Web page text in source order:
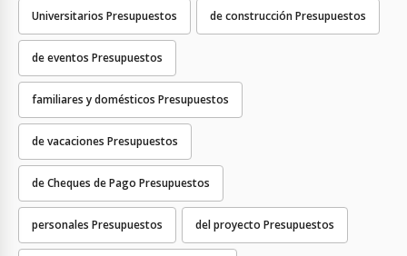
Universitarios Presupuestos de construcción Presupuestos
de eventos Presupuestos
familiares y domésticos Presupuestos
de vacaciones Presupuestos
de Cheques de Pago Presupuestos
personales Presupuestos del proyecto Presupuestos